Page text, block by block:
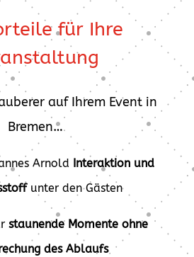
für Ihre
auf Ihrem Event in
Bremen…
Arnold Interaktion und
unter den Gästen
staunende Momente ohne
des Ablaufs